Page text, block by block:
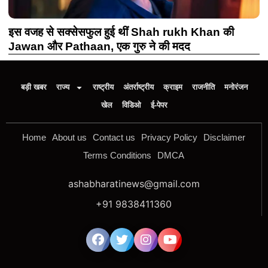
इस वजह से सक्सेसफुल हुई थीं Shah rukh Khan की
Jawan और Pathaan, एक गुरु ने की मदद
बड़ी खबर राज्य राष्ट्रीय अंतर्राष्ट्रीय क्राइम राजनीति
मनोरंजन
खेल
विडिओ ई-पेपर
Home About us Contact us Privacy Policy
Disclaimer
Terms Conditions
DMCA
ashabharatinews@gmail.com
+91 9838411360